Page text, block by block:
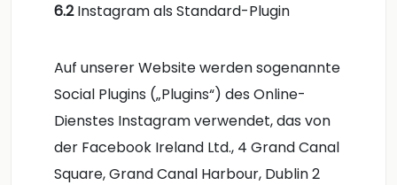
6.2Instagram als Standard-Plugin
Auf unserer Website werden sogenannte
Social Plugins („Plugins“) des Online-
Dienstes Instagram verwendet, das von
der Facebook Ireland Ltd., 4 Grand Canal
Square, Grand Canal Harbour, Dublin 2